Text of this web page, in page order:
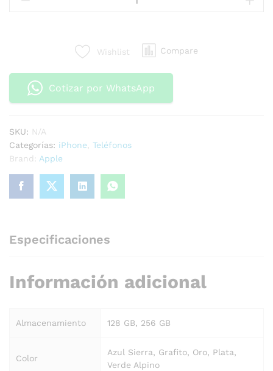
Wishlist Compare
Cotizar por WhatsApp
SKU: N/A
Categorías: iPhone
Teléfonos
Brand: Apple
Especificaciones
Información adicional
Almacenamiento 128 GB, 256 GB
Color
Azul Sierra, Grafito, Oro, Plata,
Verde Alpino